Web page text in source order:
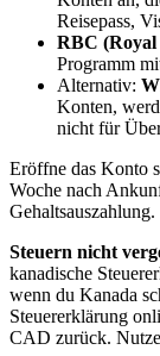
Reisepass,
RBC
Programm
Alternativ:
Konten,
nicht für
Eröffne das Konto
Woche nach
Gehaltsauszahlung.
Steuern nicht
kanadische
wenn du Kanada
Steuererklärung
CAD zurück.